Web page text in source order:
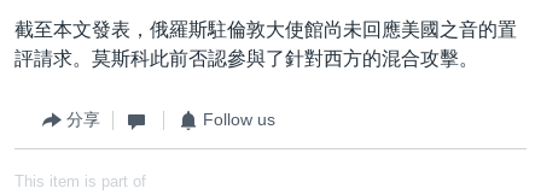
截至本文發表，俄羅斯駐倫敦大使館尚未回應美國之音的置
評請求。莫斯科此前否認參與了針對西方的混合攻擊。
分享 Follow us
This item is part of